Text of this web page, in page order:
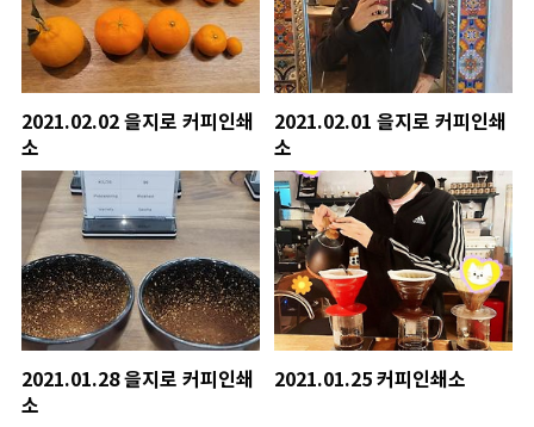
2021.02.02 을지로 커피인쇄
소
2021.02.01 을지로 커피인쇄
소
2021.01.28 을지로 커피인쇄
소
2021.01.25 커피인쇄소